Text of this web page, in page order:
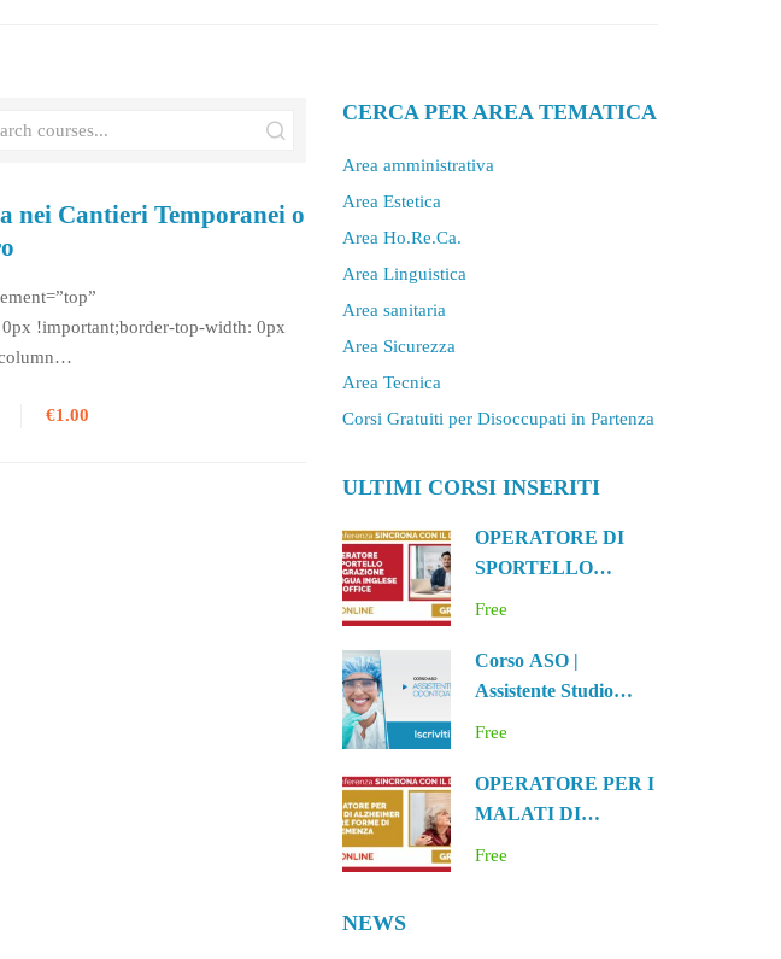
nei Cantieri Temporanei o
!important;border-top-width: 0px
Corso Formazione Misure
€1.00
CERCA PER AREA TEMATICA
Area amministrativa
Area Estetica
Area Ho.Re.Ca.
Area Linguistica
Area sanitaria
Area Sicurezza
Area Tecnica
Corsi Gratuiti per Disoccupati in Partenza
ULTIMI CORSI INSERITI
OPERATORE DI
SPORTELLO
INGLESE E OFFICE
Free
Corso ASO |
Assistente Studio
Free
OPERATORE PER I
MALATI DI
Free
NEWS